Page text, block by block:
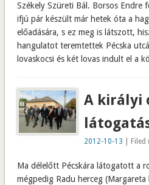
Székely Szüreti Bál. Borsos Endre
ifjú pár készült már hetek óta a
előadására, s ez meg is látszott,
hangulatot teremtettek Pécska
lovaskocsi és két lovas indult el a
A királyi
2012-10-13 | Filed
Ma délelőtt Pécskára látogatott a
mégpedig Radu herceg